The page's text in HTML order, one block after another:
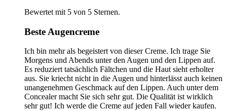
Bewertet mit 5 von 5 Sternen.
Beste Augencreme
Ich bin mehr als begeistert von dieser Creme. Ich trage Sie
Morgens und Abends unter den Augen und den Lippen auf.
Es reduziert tatsächlich Fältchen und die Haut sieht erholter
aus. Sie kriecht nicht in die Augen und hinterlässt auch keinen
unangenehmen Geschmack auf den Lippen. Auch unter dem
Concealer macht Sie sich sehr gut. Die Qualität ist wirklich
sehr gut! Ich werde die Creme auf jeden Fall wieder kaufen.